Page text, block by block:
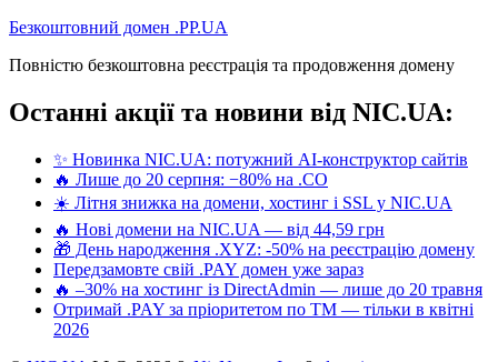
Безкоштовний домен .PP.UA
Повністю безкоштовна реєстрація та продовження домену
Останні акції та новини від NIC.UA:
✨ Новинка NIC.UA: потужний AI-конструктор сайтів
🔥 Лише до 20 серпня: −80% на .CO
☀️ Літня знижка на домени, хостинг і SSL у NIC.UA
🔥 Нові домени на NIC.UA — від 44,59 грн
🎁 День народження .XYZ: -50% на реєстрацію домену
Передзамовте свій .PAY домен уже зараз
🔥 –30% на хостинг із DirectAdmin — лише до 20 травня
Отримай .PAY за пріоритетом по ТМ — тільки в квітні
2026